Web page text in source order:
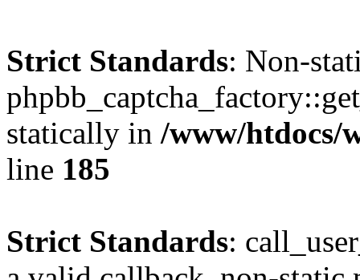
Strict Standards: Non-
statically in /www/htdocs/
line 185
Strict Standards: